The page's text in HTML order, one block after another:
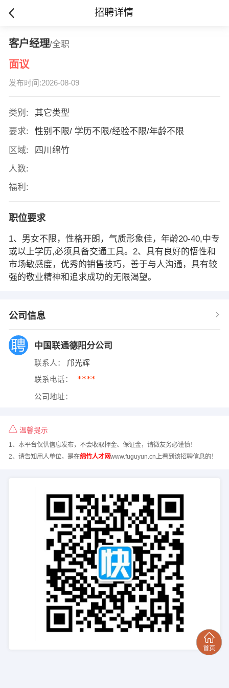
招聘详情
客户经理/全职
面议
发布时间:2026-08-09
类别:
其它类型
要求:
性别不限/ 学历不限/经验不限/年龄不限
区域:
四川绵竹
人数:
福利:
职位要求
1、男女不限，性格开朗，气质形象佳，年龄20-40,中专
或以上学历,必须具备交通工具。2、具有良好的悟性和
市场敏感度，优秀的销售技巧，善于与人沟通，具有较
强的敬业精神和追求成功的无限渴望。
公司信息
中国联通德阳分公司
联系人： 邝光辉
联系电话： ****
公司地址：
温馨提示
1、本平台仅供信息发布，不会收取押金、保证金，请微友务必谨慎！
2、请告知用人单位，是在绵竹人才网www.fuguyun.cn上看到该招聘信息的！